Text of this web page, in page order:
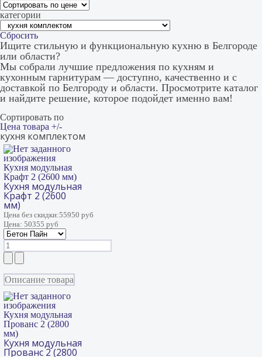
категории
Сбросить
Ищите стильную и функциональную кухню в Белгороде
или области?
Мы собрали лучшие предложения по кухням и
кухонным гарнитурам — доступно, качественно и с
доставкой по Белгороду и области. Просмотрите каталог
и найдите решение, которое подойдет именно вам!
Сортировать по
Цена товара +/-
кухня комплектом
Кухня модульная
Крафт 2 (2600 мм)
Кухня модульная
Крафт 2 (2600
мм)
Цена без скидки:55950 руб
Цена: 50355 руб
Описание товара
Кухня модульная
Прованс 2 (2800
мм)
Кухня модульная
Прованс 2 (2800